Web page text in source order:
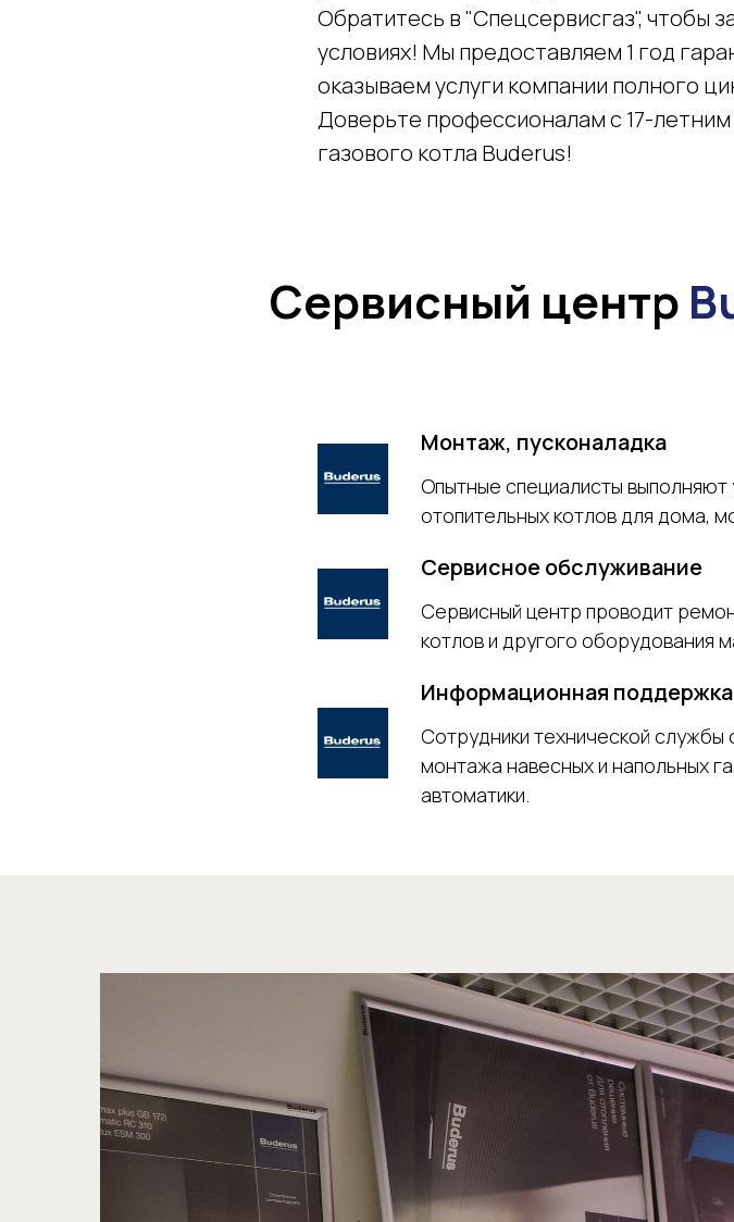
Обратитесь в "Спецсервисгаз", чтобы
условиях! Мы предоставляем 1 год
оказываем услуги компании полного
Доверьте профессионалам с 17-
газового котла Buderus!
Сервисный центр
Монтаж, пусконаладка
Опытные специалисты выполняют
отопительных котлов для дома,
Сервисное обслуживание
Сервисный центр проводит
котлов и другого оборудования
Информационная поддержка
Сотрудники технической
монтажа навесных и напольных
автоматики.